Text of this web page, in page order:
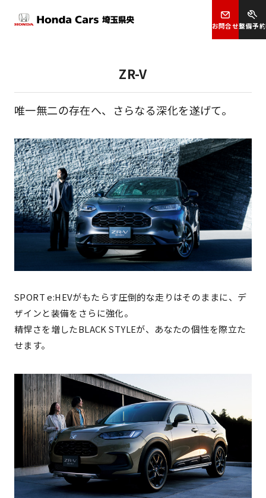
お問合せ整備予約
ZR-V
唯一無二の存在へ、さらなる深化を遂げて。
SPORT e:HEVがもたらす圧倒的な走りはそのままに、デ
ザインと装備をさらに強化。
精悍さを増したBLACK STYLEが、あなたの個性を際立た
せます。